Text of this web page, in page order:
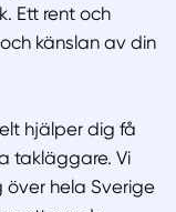
Ett rent och
känslan av din
hjälper dig få
takläggare. Vi
hela Sverige